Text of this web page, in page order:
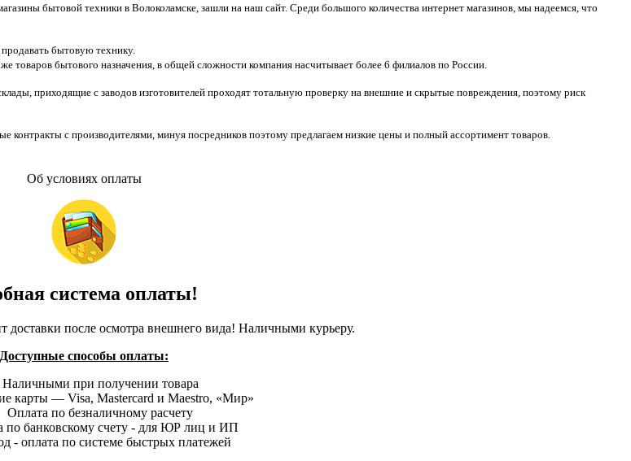
бытовой техники в Волоколамске, зашли на наш сайт. Среди большого количества интернет магазинов, мы надеемся, что
бытовую технику.
товаров бытового назначения, в общей сложности компания насчитывает более 6 филиалов по России.
приходящие с заводов изготовителей проходят тотальную проверку на внешние и скрытые повреждения, поэтому риск
с производителями, минуя посредников поэтому предлагаем низкие цены и полный ассортимент товаров.
Об условиях оплаты
система оплаты!
доставки после осмотра внешнего вида! Наличными курьеру.
Доступные способы оплаты:
Наличными при получении товара
карты — Visa, Mastercard и Maestro, «Мир»
Оплата по безналичному расчету
по банковскому счету - для ЮР лиц и ИП
- оплата по системе быстрых платежей